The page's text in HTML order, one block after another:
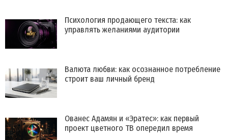
Психология продающего текста: как
управлять желаниями аудитории
Валюта любви: как осознанное потребление
строит ваш личный бренд
Ованес Адамян и «Эратес»: как первый
проект цветного ТВ опередил время